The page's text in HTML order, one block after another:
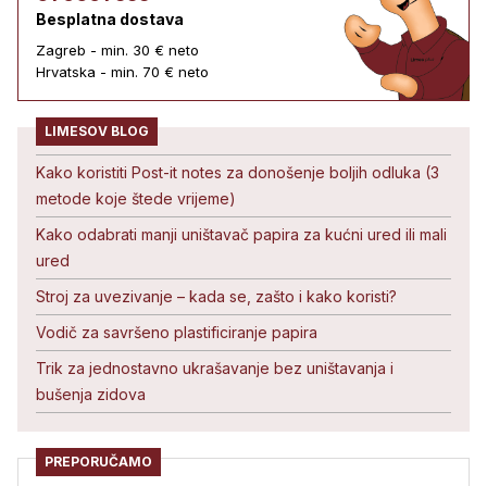
Besplatna dostava
Zagreb - min. 30 € neto
Hrvatska - min. 70 € neto
LIMESOV BLOG
Kako koristiti Post-it notes za donošenje boljih odluka (3
metode koje štede vrijeme)
Kako odabrati manji uništavač papira za kućni ured ili mali
ured
Stroj za uvezivanje – kada se, zašto i kako koristi?
Vodič za savršeno plastificiranje papira
Trik za jednostavno ukrašavanje bez uništavanja i
bušenja zidova
PREPORUČAMO